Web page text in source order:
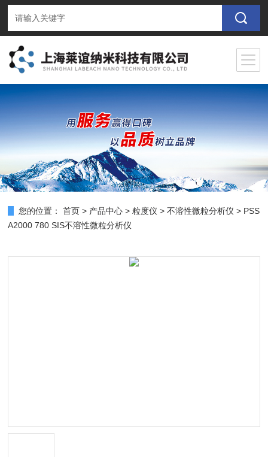
您的位置： 首页 > 产品中心 >粒度仪 >不溶性微粒分析仪 > PSS
A2000 780 SIS不溶性微粒分析仪